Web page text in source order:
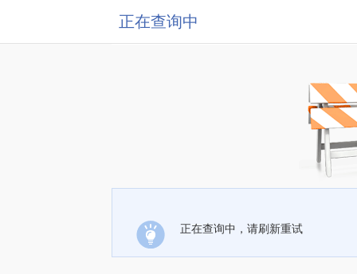
正在查询中
正在查询中，请刷新重试